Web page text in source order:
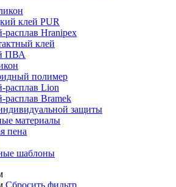
клей PUR
расплав Hranipex
клей
ПВА
полимер
расплав Lion
расплав Bramek
защиты
материалы
пена
шаблоны
Сбросить фильтр